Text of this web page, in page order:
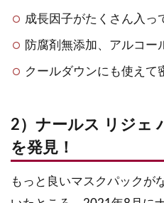
成長因子がたくさん入っ
防腐剤無添加、アルコー
クールダウンにも使えて
2）ナールス リジェ
を発見！
もっと良いマスクパックが